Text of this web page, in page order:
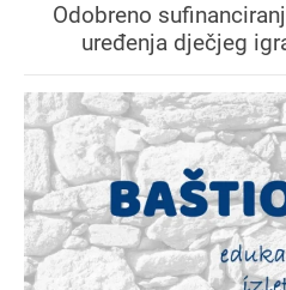
Odobreno
uređenja dječjeg